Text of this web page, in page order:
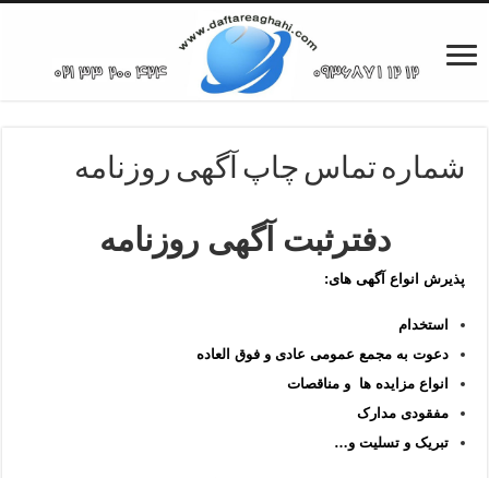
شماره تماس چاپ آگهی روزنامه
دفترثبت آگهی روزنامه
پذیرش انواع آگهی های:
استخدام
دعوت به مجمع عمومی عادی و فوق العاده
انواع مزایده ها و مناقصات
مفقودی مدارک
تبریک و تسلیت و…